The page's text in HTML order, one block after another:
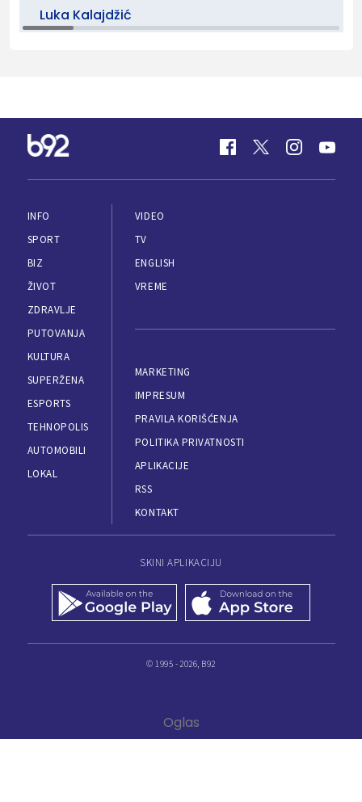
Luka Kalajdžić
INFO
SPORT
BIZ
ŽIVOT
ZDRAVLJE
PUTOVANJA
KULTURA
SUPERŽENA
ESPORTS
TEHNOPOLIS
AUTOMOBILI
LOKAL
VIDEO
TV
ENGLISH
VREME
MARKETING
IMPRESUM
PRAVILA KORIŠĆENJA
POLITIKA PRIVATNOSTI
APLIKACIJE
RSS
KONTAKT
SKINI APLIKACIJU
© 1995 - 2026, B92